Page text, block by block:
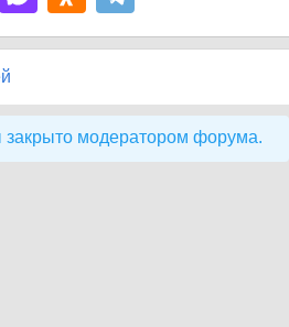
модератором форума.